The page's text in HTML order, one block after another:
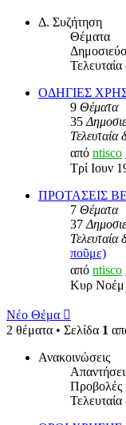
Δ. Συζήτηση
Θέματα
ΟΔΗΓΙΕΣ
9 Θέματα
35
Τελευταία
από ntisco
Τρί Ιουν
ΠΡΟΤΑΣΕΙΣ
7 Θέματα
37
Τελευταία
ποῦμε)
από ntisco
Κυρ Νοέμ
Νέο Θέμα
2 θέματα • Σελίδα 1
Ανακοινώσεις
Προβολές